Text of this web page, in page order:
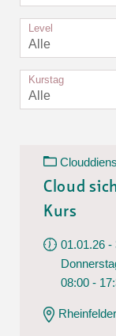
Level
Alle
Kurstag
Alle
Cloud
Kurs
01.01.26 -
08:00 -